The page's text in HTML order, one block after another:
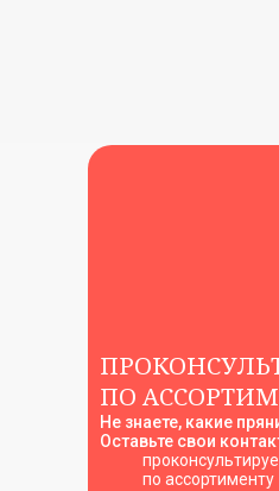
ПО
Не знаете, какие
Оставьте свои
по ассортименту
+7 (961) 500-28-53
Способы оплаты